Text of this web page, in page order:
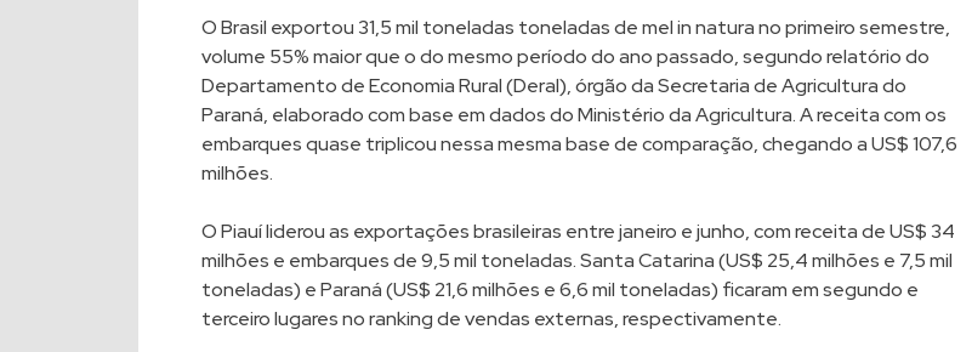
O Brasil exportou 31,5 mil toneladas toneladas de mel in natura no primeiro semestre,
volume 55% maior que o do mesmo período do ano passado, segundo relatório do
Departamento de Economia Rural (Deral), órgão da Secretaria de Agricultura do
Paraná, elaborado com base em dados do Ministério da Agricultura. A receita com os
embarques quase triplicou nessa mesma base de comparação, chegando a US$ 107,6
milhões.
O Piauí liderou as exportações brasileiras entre janeiro e junho, com receita de US$ 34
milhões e embarques de 9,5 mil toneladas. Santa Catarina (US$ 25,4 milhões e 7,5 mil
toneladas) e Paraná (US$ 21,6 milhões e 6,6 mil toneladas) ficaram em segundo e
terceiro lugares no ranking de vendas externas, respectivamente.